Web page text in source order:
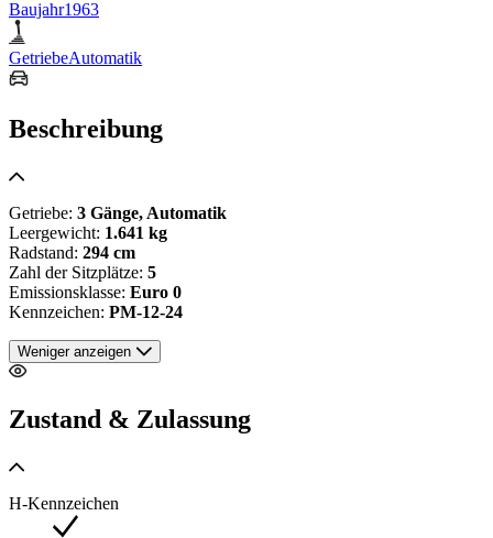
Baujahr1963
GetriebeAutomatik
Beschreibung
Getriebe: 3 Gänge, Automatik
Leergewicht: 1.641 kg
Radstand: 294 cm
Zahl der Sitzplätze: 5
Emissionsklasse: Euro 0
Kennzeichen: PM-12-24
Weniger anzeigen
Zustand & Zulassung
H-Kennzeichen